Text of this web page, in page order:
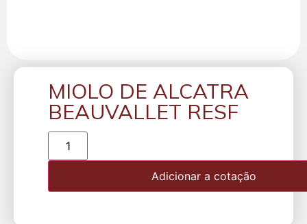
MIOLO DE ALCATRA
BEAUVALLET RESF
Adicionar a cotação